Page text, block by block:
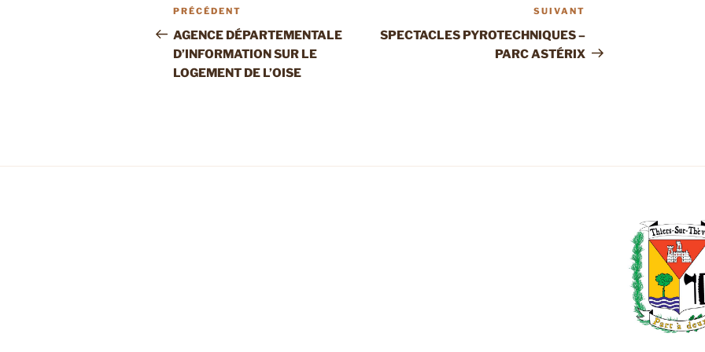
Navigation
de
l’article
Article
précédent
PRÉCÉDENT
AGENCE DÉPARTEMENTALE
D’INFORMATION SUR LE
LOGEMENT DE L’OISE
suivant
SUIVANT
SPECTACLES PYROTECHNIQUES –
PARC ASTÉRIX